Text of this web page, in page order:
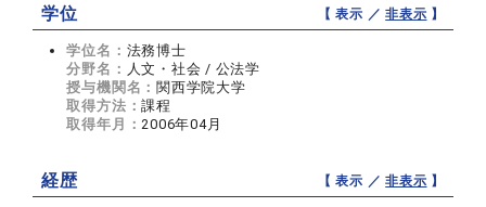
学位 【 表示 ／非表示 】
学位名： 法務博士
分野名： 人文・社会 / 公法学
授与機関名： 関西学院大学
取得方法：課程
取得年月：2006年04月
経歴 【 表示 ／非表示 】